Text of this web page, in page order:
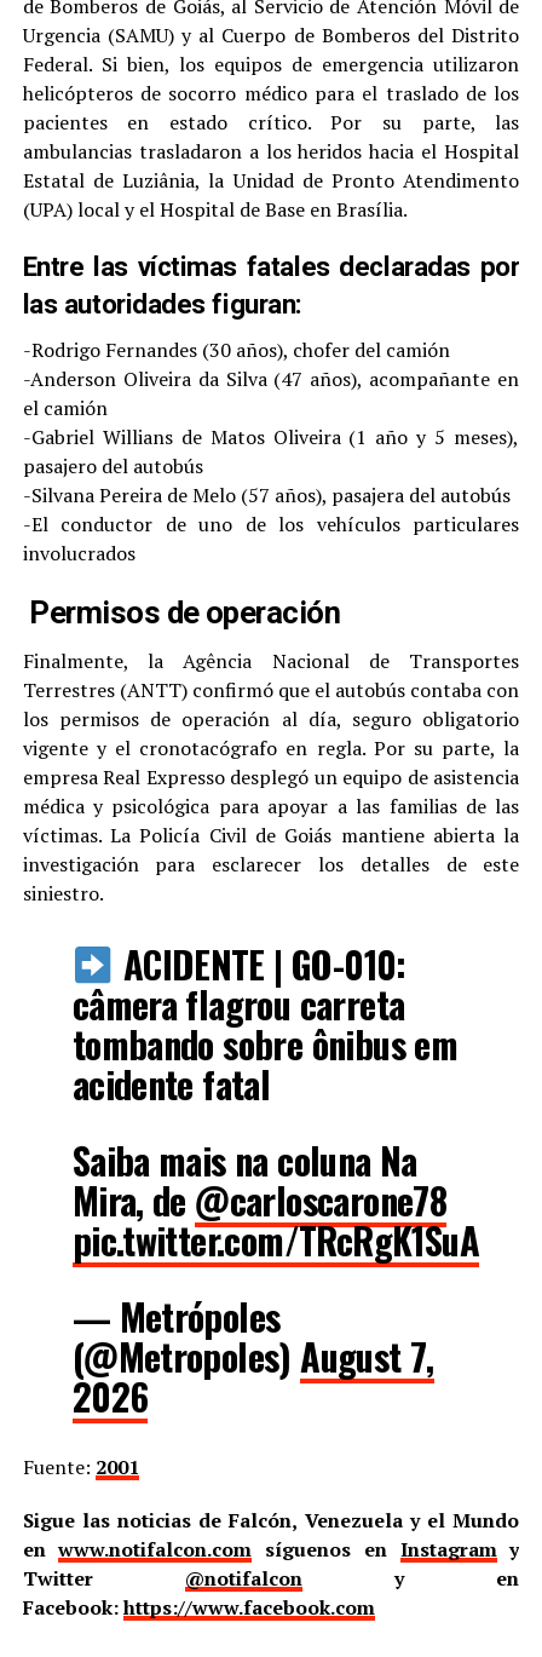
de Bomberos de Goiás, al Servicio de Atención Móvil de
Urgencia (SAMU) y al Cuerpo de Bomberos del Distrito
Federal. Si bien, los equipos de emergencia utilizaron
helicópteros de socorro médico para el traslado de los
pacientes en estado crítico. Por su parte, las
ambulancias trasladaron a los heridos hacia el Hospital
Estatal de Luziânia, la Unidad de Pronto Atendimento
(UPA) local y el Hospital de Base en Brasília.
Entre las víctimas fatales declaradas por
las autoridades figuran:
-Rodrigo Fernandes (30 años), chofer del camión
-Anderson Oliveira da Silva (47 años), acompañante en
el camión
-Gabriel Willians de Matos Oliveira (1 año y 5 meses),
pasajero del autobús
-Silvana Pereira de Melo (57 años), pasajera del autobús
-El conductor de uno de los vehículos particulares
involucrados
Permisos de operación
Finalmente, la Agência Nacional de Transportes
Terrestres (ANTT) confirmó que el autobús contaba con
los permisos de operación al día, seguro obligatorio
vigente y el cronotacógrafo en regla. Por su parte, la
empresa Real Expresso desplegó un equipo de asistencia
médica y psicológica para apoyar a las familias de las
víctimas. La Policía Civil de Goiás mantiene abierta la
investigación para esclarecer los detalles de este
siniestro.
ACIDENTE | GO-010:
câmera flagrou carreta
tombando sobre ônibus em
acidente fatal
Saiba mais na coluna Na
Mira, de @carloscarone78
pic.twitter.com/TRcRgK1SuA
— Metrópoles
(@Metropoles) August 7,
2026
Fuente: 2001
Sigue las noticias de Falcón, Venezuela y el Mundo
enwww.notifalcon.com síguenos en Instagramy
Twitter @notifalcony en
Facebook:https://www.facebook.com